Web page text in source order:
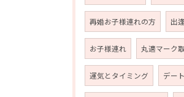
再婚お子様連れの方 出
お子様連れ 丸適マーク
運気とタイミング デート